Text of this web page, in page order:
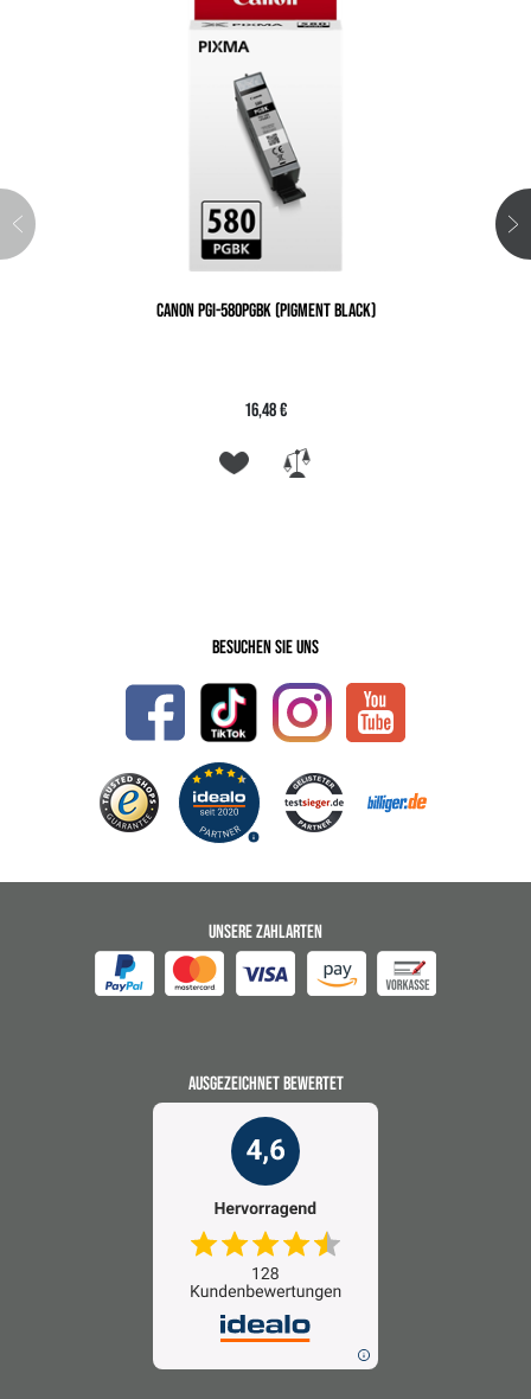
CANON PGI-580PGBK (PIGMENT BLACK)
16,48 €
Besuchen Sie uns
UNSERE ZAHLARTEN
AUSGEZEICHNET BEWERTET